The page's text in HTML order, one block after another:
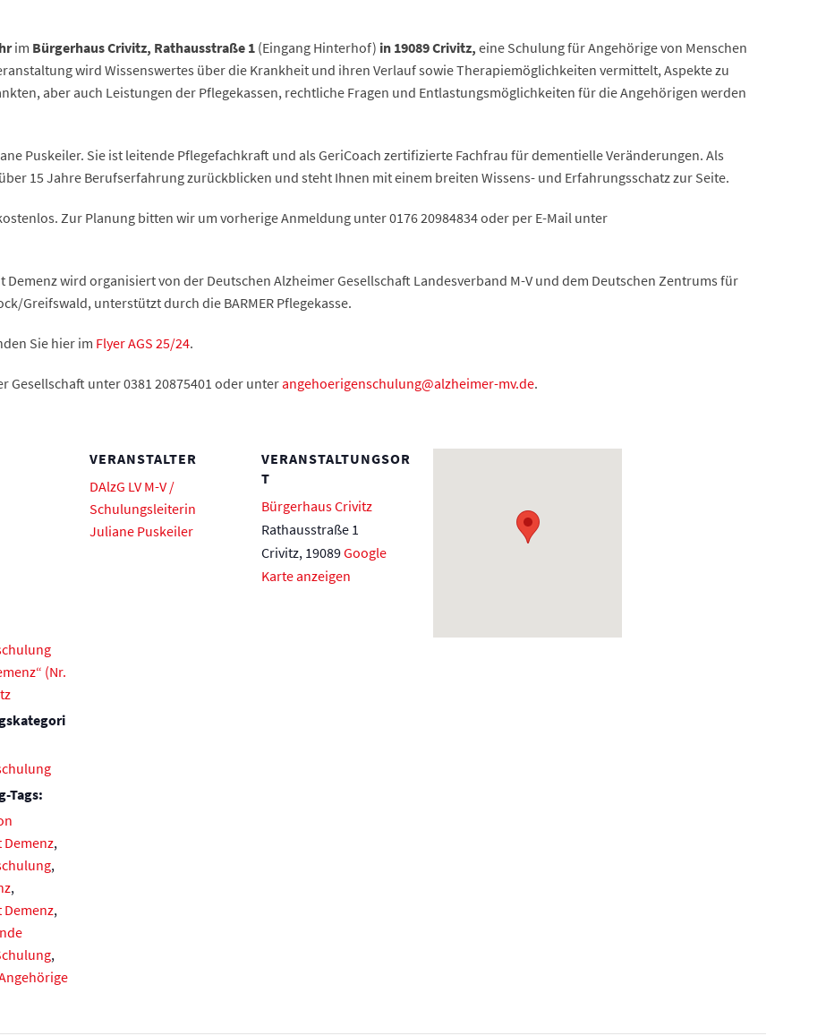
im Bürgerhaus Crivitz, Rathausstraße 1 (Eingang Hinterhof) in 19089 Crivitz, eine Schulung für Angehörige von Menschen
wird Wissenswertes über die Krankheit und ihren Verlauf sowie Therapiemöglichkeiten vermittelt, Aspekte zu
aber auch Leistungen der Pflegekassen, rechtliche Fragen und Entlastungsmöglichkeiten für die Angehörigen werden
Puskeiler. Sie ist leitende Pflegefachkraft und als GeriCoach zertifizierte Fachfrau für dementielle Veränderungen. Als
15 Jahre Berufserfahrung zurückblicken und steht Ihnen mit einem breiten Wissens- und Erfahrungsschatz zur Seite.
Zur Planung bitten wir um vorherige Anmeldung unter 0176 20984834 oder per E-Mail unter
wird organisiert von der Deutschen Alzheimer Gesellschaft Landesverband M-V und dem Deutschen Zentrums für
Greifswald, unterstützt durch die BARMER Pflegekasse.
Sie hier im Flyer AGS 25/24.
Gesellschaft unter 0381 20875401 oder unterangehoerigenschulung@alzheimer-mv.de.
(Nr.
Tags:
Demenz,
,
,
Demenz,
,
VERANSTALTER
DAlzG LV M-V /
Schulungsleiterin
Juliane Puskeiler
VERANSTALTUNGSOR
T
Bürgerhaus Crivitz
Rathausstraße 1
Crivitz, 19089Google
Karte anzeigen